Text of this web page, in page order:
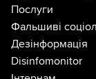
Послуги
Фальшиві
Дезінформація
Disinfomonitor